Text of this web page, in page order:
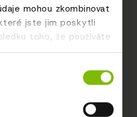
mohou zkombinovat
jste jim poskytli
toho, že používáte